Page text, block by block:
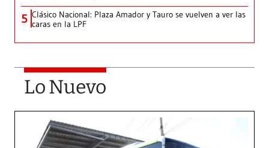
5 Clásico Nacional: Plaza Amador y Tauro se vuelven a ver las
caras en la LPF
Lo Nuevo